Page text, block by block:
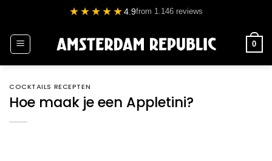
inhoud
★★★★★4.9from 1.146 reviews
0
COCKTAILS RECEPTEN
Hoe maak je een Appletini?